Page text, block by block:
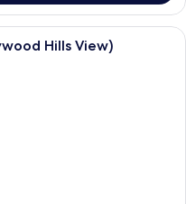
1 Tempat Tidur King
Hills View)